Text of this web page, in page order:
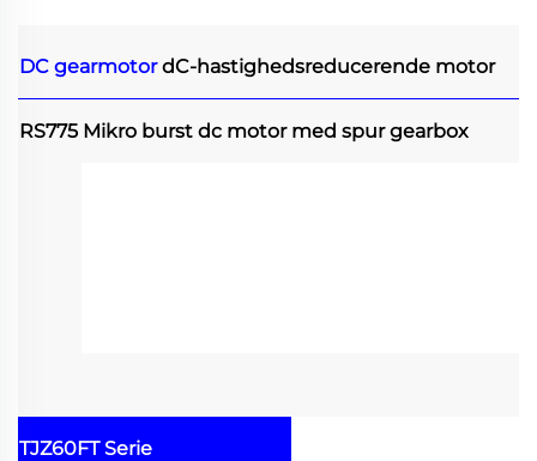
DC gearmotordC-hastighedsreducerende motor
RS775 Mikro burst dc motor med spur gearbox
TJZ60FT Serie